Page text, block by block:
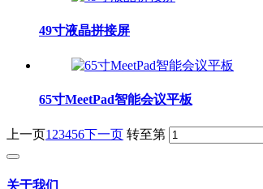
49寸液晶拼接屏
65寸MeetPad智能会议平板
上一页1 23456下一页 转至第
关于我们